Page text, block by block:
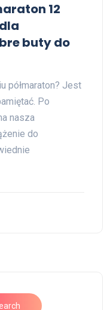
12
buty do
półmaraton? Jest
Po
nasza
do